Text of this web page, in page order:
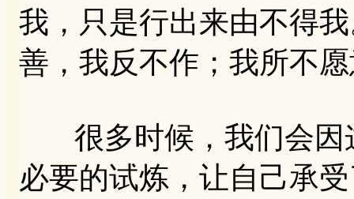
我，只是行出来由不得
善，我反不作；我所不
很多时候，我们会因
必要的试炼，让自己承